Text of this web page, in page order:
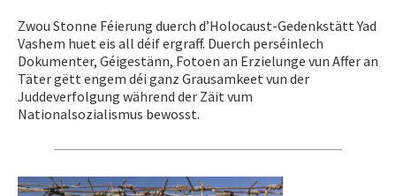
Zwou Stonne Féierung duerch d’Holocaust-Gedenkstätt Yad
Vashem huet eis all déif ergraff. Duerch perséinlech
Dokumenter, Géigestänn, Fotoen an Erzielunge vun Affer an
Täter gëtt engem déi ganz Grausamkeet vun der
Juddeverfolgung während der Zäit vum
Nationalsozialismus bewosst.